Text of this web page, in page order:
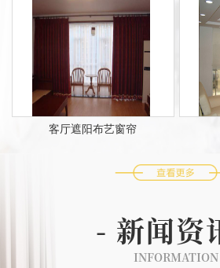
客厅遮阳布艺窗帘
- 新闻资
INFORMATION